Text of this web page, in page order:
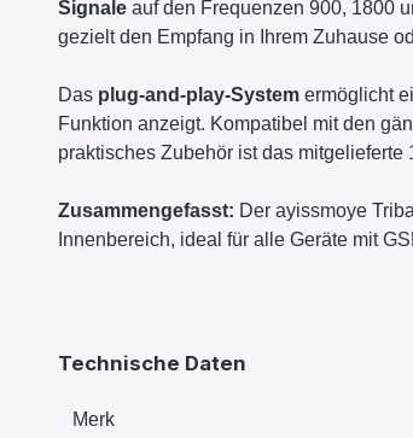
Signale auf den Frequenzen 900, 1800
gezielt den Empfang in Ihrem Zuhause
Das plug-and-play-System ermöglicht
Funktion anzeigt. Kompatibel mit den
praktisches Zubehör ist das
Zusammengefasst: Der ayissmoye
Innenbereich, ideal für alle Geräte mit
Technische Daten
Merk